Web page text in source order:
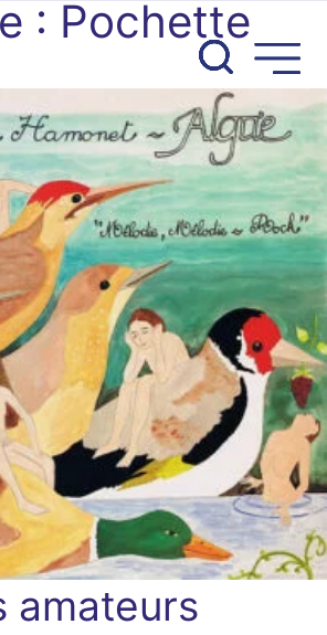
: Pochette
amateurs